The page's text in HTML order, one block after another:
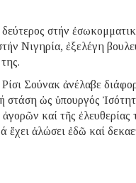
στήν
Νιγηρία, ἐξελέγη
Σούνακ ἀνέλαβε
ὡς ὑπουργός
καί τῆς ἐλευθερίας
ἁλώσει ἐδῶ καί